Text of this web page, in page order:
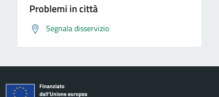
Problemi in città
Segnala disservizio